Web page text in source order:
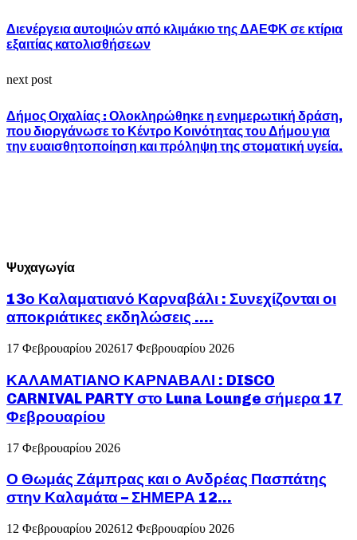
Διενέργεια αυτοψιών από κλιμάκιο της ΔΑΕΦΚ σε κτίρια
εξαιτίας κατολισθήσεων
next post
Δήμος Οιχαλίας : Ολοκληρώθηκε η ενημερωτική δράση,
που διοργάνωσε το Κέντρο Κοινότητας του Δήμου για
την ευαισθητοποίηση και πρόληψη της στοματική υγεία.
Ψυχαγωγία
13ο Καλαματιανό Καρναβάλι : Συνεχίζονται οι
αποκριάτικες εκδηλώσεις ….
17 Φεβρουαρίου 202617 Φεβρουαρίου 2026
ΚΑΛΑΜΑΤΙΑΝΟ ΚΑΡΝΑΒΑΛΙ : DISCO
CARNIVAL PARTY στο Luna Lounge σήμερα 17
Φεβρουαρίου
17 Φεβρουαρίου 2026
Ο Θωμάς Ζάμπρας και ο Ανδρέας Πασπάτης
στην Καλαμάτα – ΣΗΜΕΡΑ 12...
12 Φεβρουαρίου 202612 Φεβρουαρίου 2026